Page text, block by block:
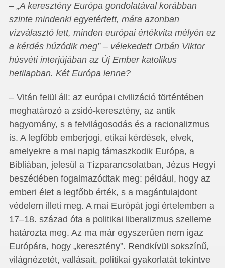
– „A keresztény Európa gondolatával korábban
szinte mindenki egyetértett, mára azonban
vízválasztó lett, minden európai értékvita mélyén ez
a kérdés húzódik meg” – vélekedett Orbán Viktor
húsvéti interjújában az Új Ember katolikus
hetilapban. Két Európa lenne?
– Vitán felül áll: az európai civilizáció történtében
meghatározó a zsidó-keresztény, az antik
hagyomány, s a felvilágosodás és a racionalizmus
is. A legfőbb emberjogi, etikai kérdések, elvek,
amelyekre a mai napig támaszkodik Európa, a
Bibliában, jelesül a Tízparancsolatban, Jézus Hegyi
beszédében fogalmazódtak meg: például, hogy az
emberi élet a legfőbb érték, s a magántulajdont
védelem illeti meg. A mai Európát jogi értelemben a
17–18. század óta a politikai liberalizmus szelleme
határozta meg. Az ma már egyszerűen nem igaz
Európára, hogy „keresztény”. Rendkívül sokszínű,
világné­­ze­tét, vallásait, politikai gyakorlatát tekintve